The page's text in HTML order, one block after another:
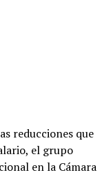
reducciones que
el grupo
en la Cámara